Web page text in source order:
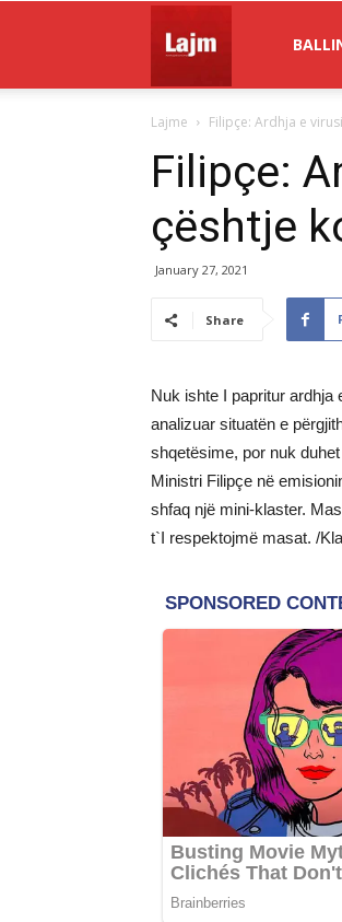
Lajm
Lajme Filipçe: Ardhja e
Filipçe:
çështje
January 27, 2021
Share
Nuk ishte I papritur
analizuar situatën e
shqetësime, por nuk
Ministri Filipçe në
shfaq një mini-klaster.
t`I respektojmë masat. /